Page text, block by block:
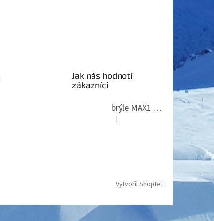
Jak nás hodnotí
zákazníci
brýle MAX1 Thunder
Hodnocení produktu je 5 z 5
|
Vytvořil Shoptet